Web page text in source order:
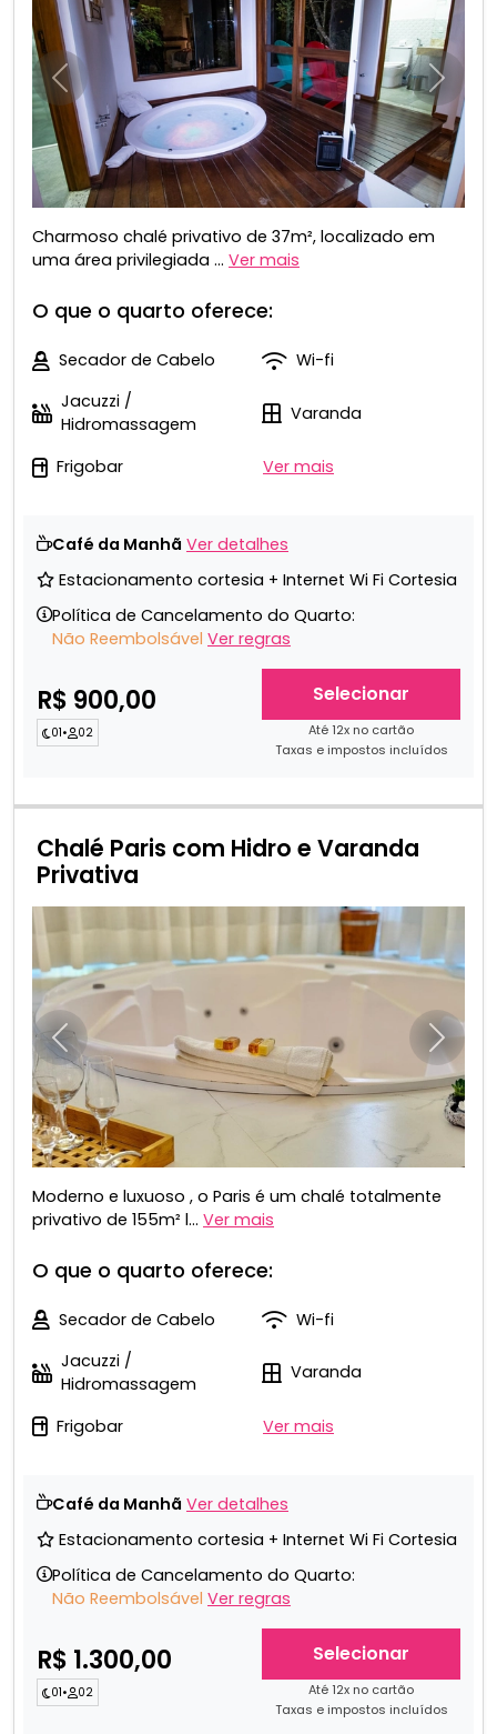
Anterior
Charmoso chalé privativo de 37m², localizado em
uma área privilegiada ... Ver mais
O que o quarto oferece:
Secador de Cabelo
Wi-fi
Jacuzzi /
Hidromassagem
Varanda
Frigobar Ver mais
Café da Manhã Ver detalhes
Estacionamento cortesia + Internet Wi Fi Cortesia
Política de Cancelamento do Quarto:
Não Reembolsável Ver regras
R$ 900,00
01• 02
Selecionar
Até 12x no cartão
Taxas e impostos incluídos
Chalé Paris com Hidro e Varanda
Privativa
Anterior
Moderno e luxuoso , o Paris é um chalé totalmente
privativo de 155m² l... Ver mais
O que o quarto oferece:
Secador de Cabelo
Wi-fi
Jacuzzi /
Hidromassagem
Varanda
Frigobar Ver mais
Café da Manhã Ver detalhes
Estacionamento cortesia + Internet Wi Fi Cortesia
Política de Cancelamento do Quarto:
Não Reembolsável Ver regras
R$ 1.300,00
01• 02
Selecionar
Até 12x no cartão
Taxas e impostos incluídos